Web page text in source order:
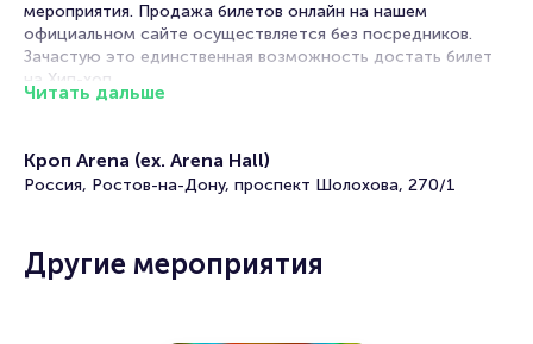
мероприятия. Продажа билетов онлайн на нашем
официальном сайте осуществляется без посредников.
Зачастую это единственная возможность достать билет
на Хип-хоп.
Portalbilet – удобный и надежный сервис для покупки и
продажи билетов на мероприятия разного формата.
ваше имя занимает не более двух минут. Билеты на
Читать дальше
Кроп Arena (ex. Arena Hall)
Россия, Ростов-на-Дону, проспект Шолохова, 270/1
Другие мероприятия